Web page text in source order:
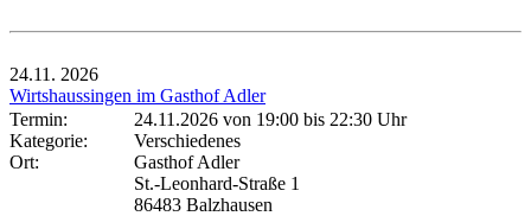
24.11. 2026
Wirtshaussingen im Gasthof Adler
Termin:
24.11.2026 von 19:00 bis 22:30 Uhr
Kategorie:
Verschiedenes
Ort:
Gasthof Adler
St.-Leonhard-Straße 1
86483 Balzhausen